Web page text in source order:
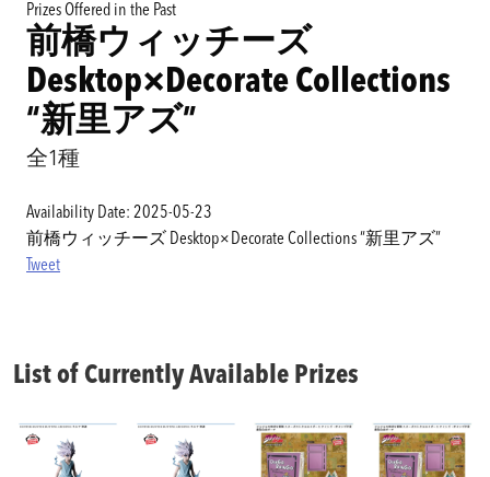
Prizes Offered in the Past
前橋ウィッチーズ
Desktop×Decorate Collections
“新里アズ”
全1種
Availability Date: 2025-05-23
前橋ウィッチーズ Desktop×Decorate Collections “新里アズ”
Tweet
List of Currently Available Prizes